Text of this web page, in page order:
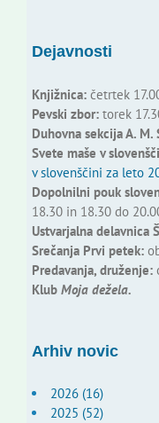
Dejavnosti
Knjižnica:četrtek
Pevski zbor:torek
Duhovna sekcija A. M.
Svete maše v
v slovenščini za leto
Dopolnilni pouk
18.30 in 18.30 do
Ustvarjalna delavnica
Srečanja Prvi petek:
Predavanja, druženje:
Klub Moja dežela.
Arhiv novic
2026 (16)
2025 (52)